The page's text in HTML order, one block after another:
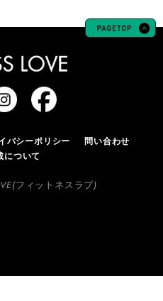
バシーポリシー
問い合わせ
について
フィットネスラブ)